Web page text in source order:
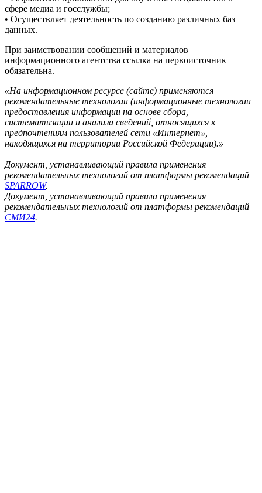
сфере медиа и госслужбы;
• Осуществляет деятельность по созданию различных баз
данных.
При заимствовании сообщений и материалов
информационного агентства ссылка на первоисточник
обязательна.
«На информационном ресурсе (сайте) применяются
рекомендательные технологии (информационные технологии
предоставления информации на основе сбора,
систематизации и анализа сведений, относящихся к
предпочтениям пользователей сети «Интернет»,
находящихся на территории Российской Федерации).»
Документ, устанавливающий правила применения
рекомендательных технологий от платформы рекомендаций
SPARROW.
Документ, устанавливающий правила применения
рекомендательных технологий от платформы рекомендаций
СМИ24.